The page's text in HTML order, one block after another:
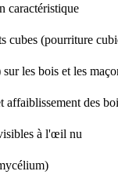
caractéristique
cubes (pourriture
les bois et les
affaiblissement des
à l'œil nu